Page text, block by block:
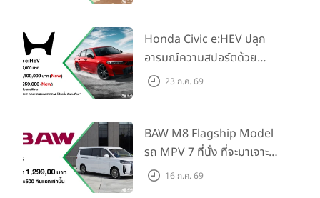
Honda Civic e:HEV ปลุก
อารมณ์ความสปอร์ตด้วย
Honda S+ Shift ครั้งแรกใน
Traffic Monitor เพียงจอง
ภายใน 31 ก.ค. 2569 รับบัตร
น้ำมันมูลค่า 10,000 บาท
23 ก.ค. 69
BAW M8 Flagship Model
รถ MPV 7 ที่นั่ง ที่จะมาเจาะ
ตลาดครอบครัวและองค์กรยุค
16 ก.ค. 69